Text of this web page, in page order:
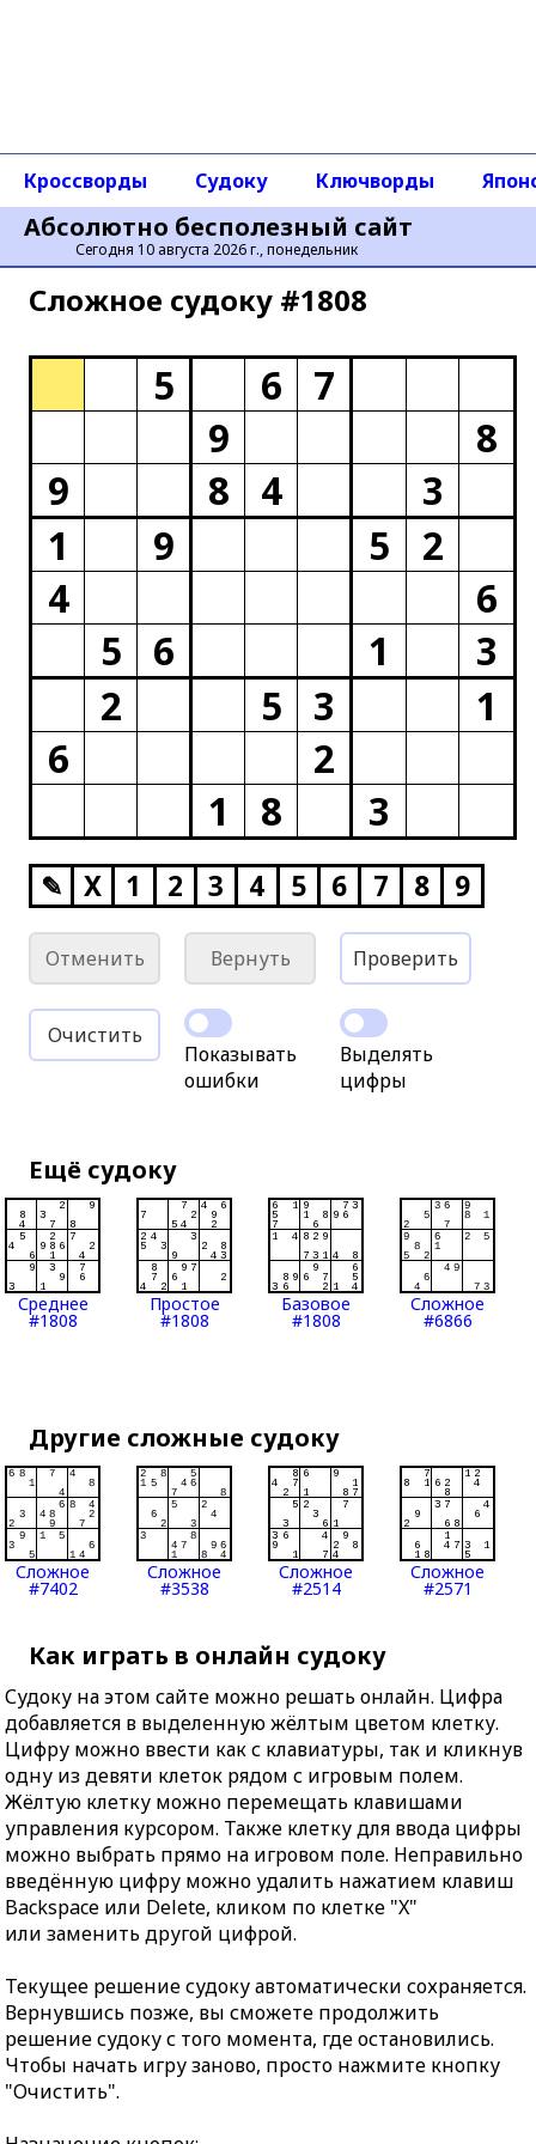
Абсолютно бесполезный сайт
Сегодня 10 августа 2026 г., понедельник
Кроссворды Судоку Ключворды
Сложное cудоку #1808
5 6
7
9
8
9
8 4
3
1
9 5
2
4
6
5
6 1
3
2
5 3
1
6
2
1
8 3
✎ X 1 2 3 4 5 6 7 8 9
Отменить Вернуть Проверить
Очистить
Показывать
ошибки
Выделять
цифры
Ещё судоку
Среднее
#1808
Простое
#1808
Базовое
#1808
Сложное
#6866
Другие сложные судоку
Сложное
#7402
Сложное
#3538
Сложное
#2514
Сложное
#2571
Как играть в онлайн судоку
Судоку на этом сайте можно решать онлайн. Цифра
добавляется в выделенную жёлтым цветом клетку.
Цифру можно ввести как с клавиатуры, так и кликнув
одну из девяти клеток рядом с игровым полем.
Жёлтую клетку можно перемещать клавишами
управления курсором. Также клетку для ввода цифры
можно выбрать прямо на игровом поле. Неправильно
введённую цифру можно удалить нажатием клавиш
Backspace или Delete, кликом по клетке "X"
или заменить другой цифрой.
Текущее решение судоку автоматически сохраняется.
Вернувшись позже, вы сможете продолжить
решение судоку с того момента, где остановились.
Чтобы начать игру заново, просто нажмите кнопку
"Очистить".